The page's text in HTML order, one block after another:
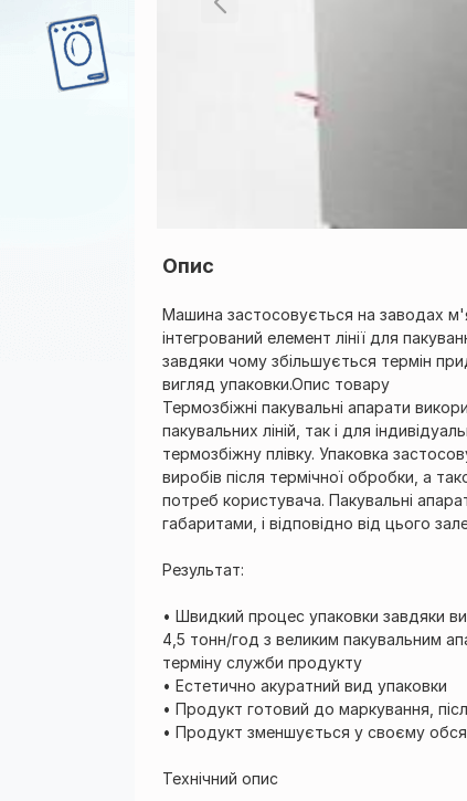
Опис
Машина застосовується на заводах
інтегрований елемент лінії для
завдяки чому збільшується термін
вигляд упаковки.Опис товару
Термозбіжні пакувальні апарати
пакувальних ліній, так і для
термозбіжну плівку. Упаковка
виробів після термічної обробки, а
потреб користувача. Пакувальні
габаритами, і відповідно від цього
Результат:
• Швидкий процес упаковки завдяки
4,5 тонн/год з великим пакувальним
терміну служби продукту
• Естетично акуратний вид упаковки
• Продукт готовий до маркування,
• Продукт зменшується у своєму
Технічний опис